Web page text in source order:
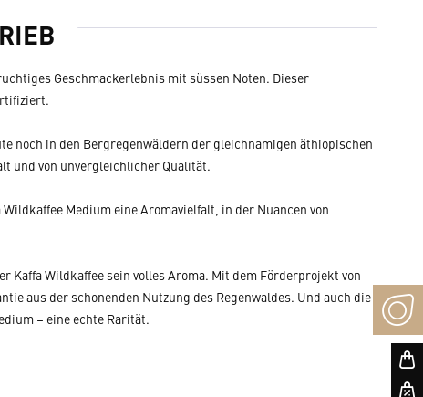
Geschmackerlebnis mit süssen Noten. Dieser
noch in den Bergregenwäldern der gleichnamigen äthiopischen
und von unvergleichlicher Qualität.
Medium eine Aromavielfalt, in der Nuancen von
Wildkaffee sein volles Aroma. Mit dem Förderprojekt von
aus der schonenden Nutzung des Regenwaldes. Und auch die
– eine echte Rarität.